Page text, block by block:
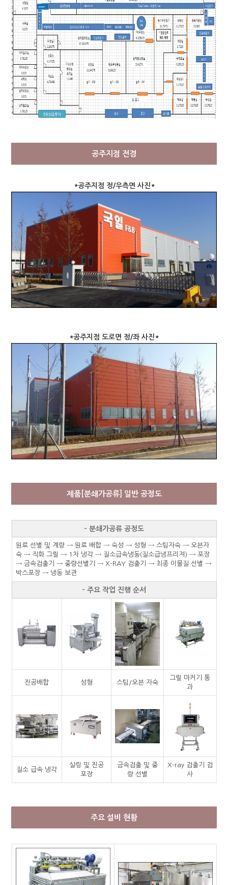
공주지점 전경
*공주지점 정/우측면 사진*
*공주지점 도로면 정/좌 사진*
제품[분쇄가공류] 일반 공정도
- 분쇄가공류 공정도
원료 선별 및 계량 → 원료 배합 → 숙성 → 성형 → 스팀자숙 → 오븐자
숙 → 직화 그릴 → 1차 냉각 → 질소급속냉동(질소급냉프리져) → 포장
→ 금속검출기 → 중량선별기 → X-RAY 검출기 → 최종 이물질 선별 →
박스포장 → 냉동 보관
- 주요 작업 진행 순서
진공배합 성형 스팀/오븐 자숙
그릴 마커기 통
과
질소 급속 냉각
실링 및 진공
포장
금속검출 및 중
량 선별
X-ray 검출기 검
사
주요 설비 현황